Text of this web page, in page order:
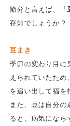
節分と言えば、
存知でしょうか？
豆まき
季節の変わり目に
えられていたた
を追い出して福を
また、豆は自分
ると、病気になら